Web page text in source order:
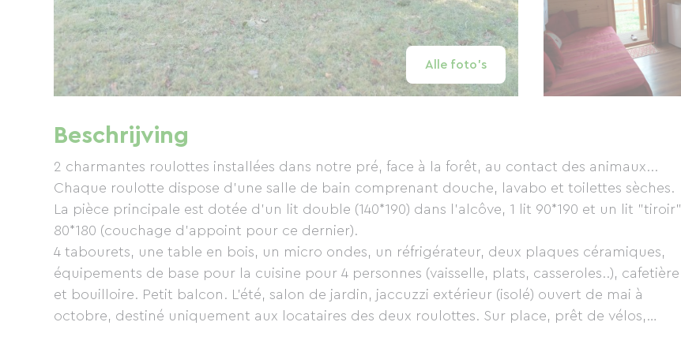
Alle foto's
Beschrijving
2 charmantes roulottes installées dans notre pré, face à la forêt, au contact des animaux...
Chaque roulotte dispose d'une salle de bain comprenant douche, lavabo et toilettes sèches.
La pièce principale est dotée d'un lit double (140*190) dans l'alcôve, 1 lit 90*190 et un lit "tiroir"
80*180 (couchage d'appoint pour ce dernier).
4 tabourets, une table en bois, un micro ondes, un réfrigérateur, deux plaques céramiques,
équipements de base pour la cuisine pour 4 personnes (vaisselle, plats, casseroles..), cafetière
et bouilloire. Petit balcon. L'été, salon de jardin, jaccuzzi extérieur (isolé) ouvert de mai à
octobre, destiné uniquement aux locataires des deux roulottes. Sur place, prêt de vélos,